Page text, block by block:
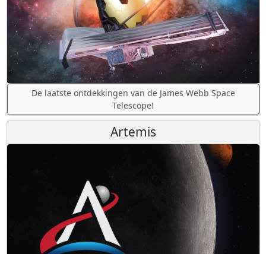
De laatste ontdekkingen van de James Webb Space
Telescope!
Artemis